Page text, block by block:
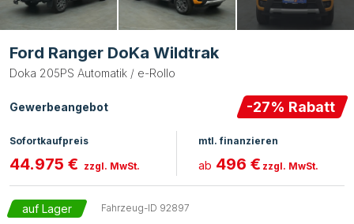
Ford Ranger DoKa Wildtrak
Doka 205PS Automatik / e-Rollo
Gewerbeangebot -27% Rabatt
Sofortkaufpreis
44.975 € zzgl. MwSt.
mtl. finanzieren
ab 496 € zzgl. MwSt.
auf Lager Fahrzeug-ID 92897